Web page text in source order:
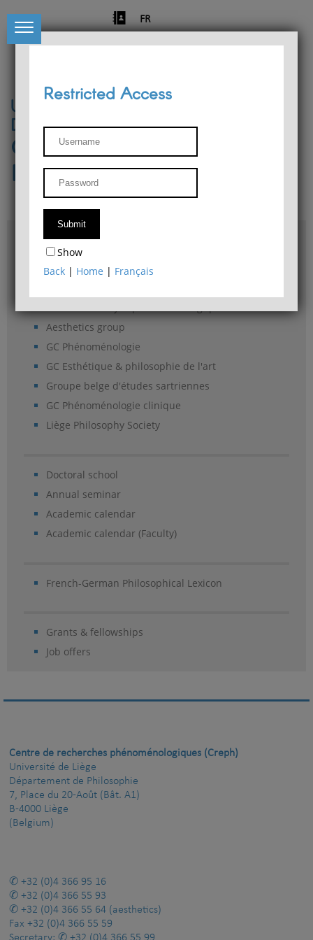
FR
University of Liège
Départment of Philosophy
Center for Phenomenological
Research
Access & maps
Philosophy Department Library
Aesthetics group
GC Phénoménologie
GC Esthétique & philosophie de l'art
Groupe belge d'études sartriennes
GC Phénoménologie clinique
Liège Philosophy Society
Doctoral school
Annual seminar
Academic calendar
Academic calendar (Faculty)
French-German Philosophical Lexicon
Grants & fellowships
Job offers
Restricted Access
Show
Back | Home | Français
Centre de recherches phénoménologiques (Creph)
Université de Liège
Département de Philosophie
7, Place du 20-Août (Bât. A1)
B-4000 Liège
(Belgium)
+32 (0)4 366 95 16
+32 (0)4 366 55 93
+32 (0)4 366 55 64 (aesthetics)
Fax +32 (0)4 366 55 59